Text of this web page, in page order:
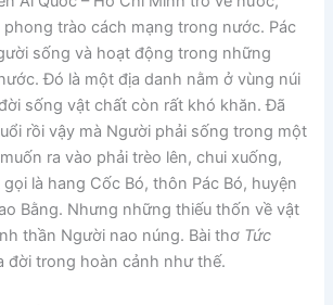
trào cách mạng trong nước. Pác
sống và hoạt động trong những
Đó là một địa danh nằm ở vùng núi
sống vật chất còn rất khó khăn. Đã
rồi vậy mà Người phải sống trong một
ra vào phải trèo lên, chui xuống,
là hang Cốc Bó, thôn Pác Bó, huyện
Bằng. Nhưng những thiếu thốn về vật
thần Người nao núng. Bài thơ Tức
đời trong hoàn cảnh như thế.